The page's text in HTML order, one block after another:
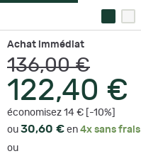
Achat immédiat
136,00 €
122,40 €
économisez 14 € [-10%]
ou 30,60 € en 4x sans frais
ou